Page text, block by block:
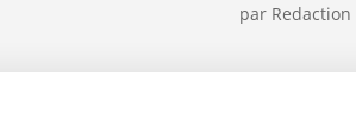
par Redaction